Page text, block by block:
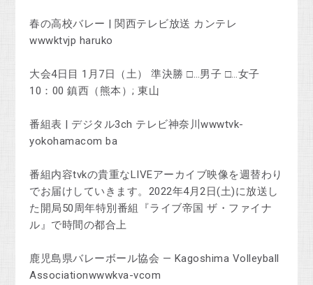
春の高校バレー | 関西テレビ放送 カンテレ
wwwktvjp haruko
大会4日目 1月7日（土） 準決勝 □…男子 □…女子
10：00 鎮西（熊本）; 東山
番組表 | デジタル3ch テレビ神奈川wwwtvk-
yokohamacom ba
番組内容tvkの貴重なLIVEアーカイブ映像を週替わり
でお届けしていきます。2022年4月2日(土)に放送し
た開局50周年特別番組『ライブ帝国 ザ・ファイナ
ル』で時間の都合上
鹿児島県バレーボール協会 — Kagoshima Volleyball
Associationwwwkva-vcom